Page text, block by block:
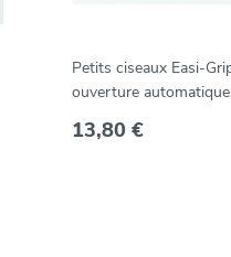
Petits ciseaux Easi-
ouverture automatique
- turquoise -- MEG-3
13,80 €